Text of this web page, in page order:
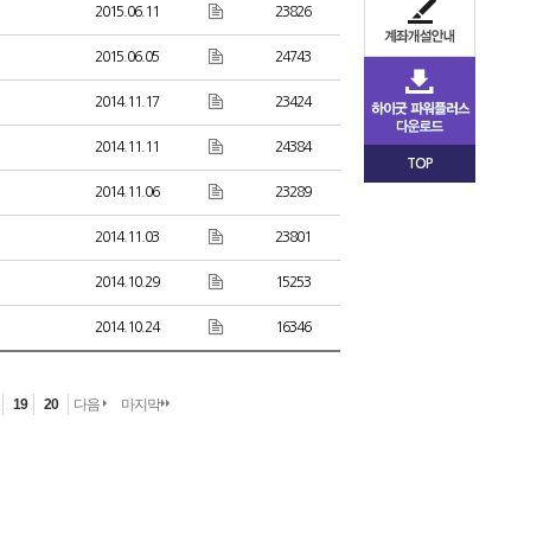
2015.06.11 23826
2015.06.05 24743
2014.11.17 23424
2014.11.11 24384
2014.11.06 23289
2014.11.03 23801
2014.10.29 15253
2014.10.24 16346
19 20 다음 마지막
TOP